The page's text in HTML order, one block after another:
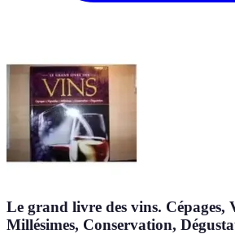
Le grand livre des vins. Cépages,
Millésimes, Conservation,